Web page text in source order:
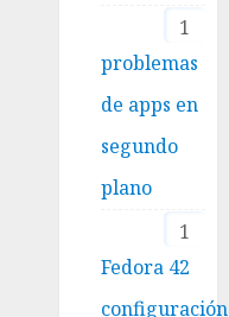
1
problemas
de apps en
segundo
plano
1
Fedora 42
configuración